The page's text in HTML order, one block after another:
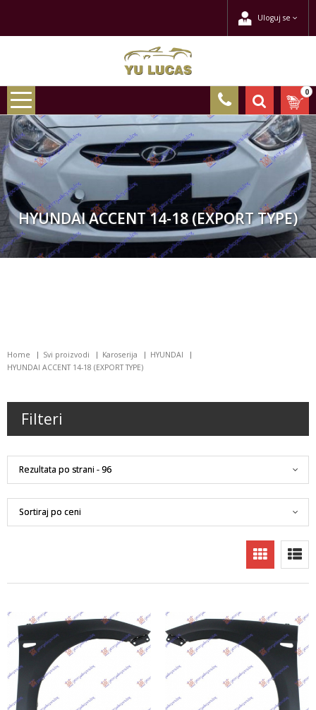
Uloguj se
0
HYUNDAI ACCENT 14-18 (EXPORT TYPE)
Home Svi proizvodi Karoserija
HYUNDAI
HYUNDAI ACCENT 14-18 (EXPORT TYPE)
Filteri